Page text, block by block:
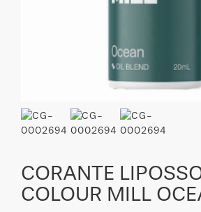
CORANTE
COLOUR MILL